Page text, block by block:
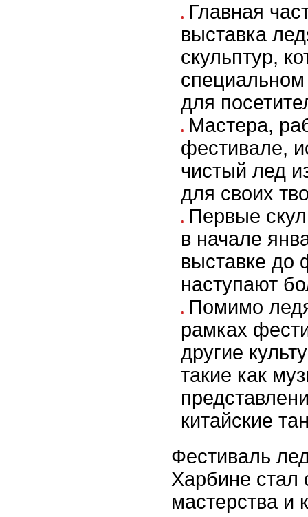
Главная
выставка
скульптур,
для
Мастера,
фестивале,
чистый лед
для своих
Первые
в начале
выставке до
наступают
Помимо
рамках
другие
такие как
китайские
Фестиваль
Харбине стал
мастерства и